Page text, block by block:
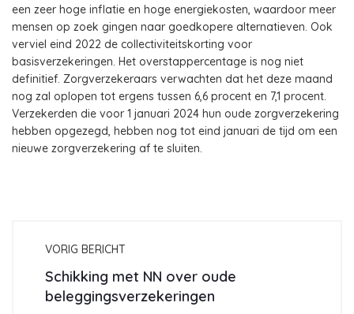
een zeer hoge inflatie en hoge energiekosten, waardoor meer
mensen op zoek gingen naar goedkopere alternatieven. Ook
verviel eind 2022 de collectiviteitskorting voor
basisverzekeringen. Het overstappercentage is nog niet
definitief. Zorgverzekeraars verwachten dat het deze maand
nog zal oplopen tot ergens tussen 6,6 procent en 7,1 procent.
Verzekerden die voor 1 januari 2024 hun oude zorgverzekering
hebben opgezegd, hebben nog tot eind januari de tijd om een
nieuwe zorgverzekering af te sluiten.
VORIG BERICHT
Schikking met NN over oude
beleggingsverzekeringen